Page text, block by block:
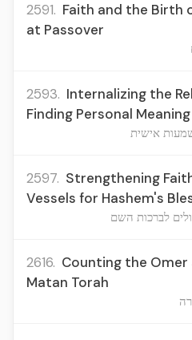
2591. Faith and the Birth
at Passover
2593. Internalizing the
Finding Personal Meaning
אישית
2597. Strengthening
Vessels for Hashem's
לברכות השם
2616. Counting the
Matan Torah